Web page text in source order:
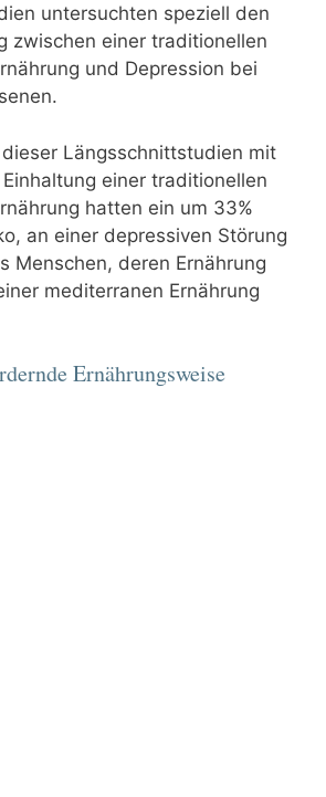
untersuchten speziell den
zwischen einer traditionellen
und Depression bei
Längsschnittstudien mit
einer traditionellen
hatten ein um 33%
an einer depressiven Störung
Menschen, deren Ernährung
mediterranen Ernährung
Ernährungsweise